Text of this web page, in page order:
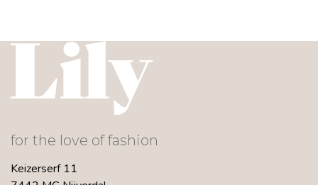
for the love of fashion
Keizerserf 11